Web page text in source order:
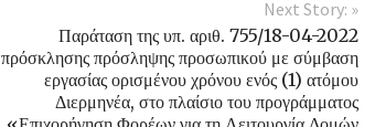
Next Story: »
Παράταση της υπ. αριθ. 755/18-04-2022
πρόσκλησης πρόσληψης προσωπικού με σύμβαση
εργασίας ορισμένου χρόνου ενός (1) ατόμου
Διερμηνέα, στο πλαίσιο του προγράμματος